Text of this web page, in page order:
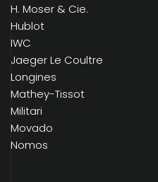
H. Moser & Cie.
Hublot
IWC
Jaeger Le Coultre
Longines
Mathey-Tissot
Militari
Movado
Nomos